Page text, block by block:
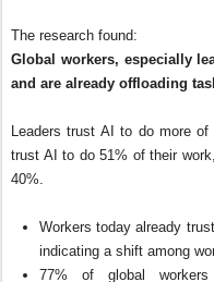
The research found:
Global workers, especially
and are already offloading
Leaders trust AI to do more
trust AI to do 51% of their
40%.
Workers today already
indicating a shift among
77% of global